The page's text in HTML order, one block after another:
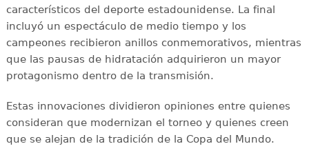
característicos del deporte estadounidense. La final
incluyó un espectáculo de medio tiempo y los
campeones recibieron anillos conmemorativos, mientras
que las pausas de hidratación adquirieron un mayor
protagonismo dentro de la transmisión.
Estas innovaciones dividieron opiniones entre quienes
consideran que modernizan el torneo y quienes creen
que se alejan de la tradición de la Copa del Mundo.